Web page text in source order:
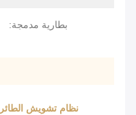
بطارية مدمجة:
نظام تشويش